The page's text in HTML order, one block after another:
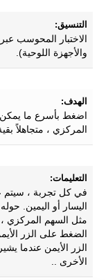
التنسيق:
الاختبار المحوسب
والأجهزة اللوحية).
الهدف:
اضغط بأسرع ما يمكن
المركزي ، متجاهلاً
التعليمات:
في كل تجربة ،
اليسار أو اليمين.
مثل السهم المركزي
الضغط على الزر
الزر الأيمن عندما
الأخرى ..